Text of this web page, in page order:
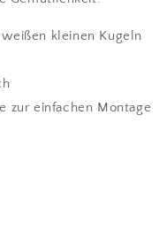
kleinen Kugeln
zur einfachen Montage